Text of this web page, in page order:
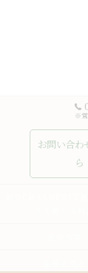
※
お問い合わ
ら